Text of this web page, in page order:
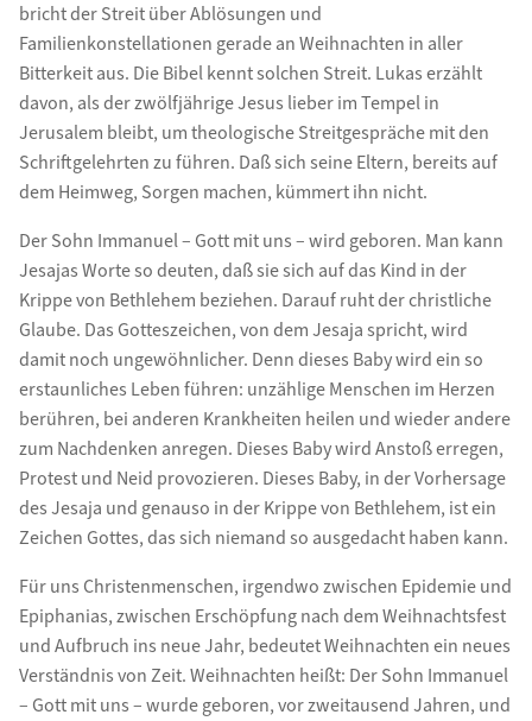
bricht der Streit über Ablösungen und
Familienkonstellationen gerade an Weihnachten in aller
Bitterkeit aus. Die Bibel kennt solchen Streit. Lukas erzählt
davon, als der zwölfjährige Jesus lieber im Tempel in
Jerusalem bleibt, um theologische Streitgespräche mit den
Schriftgelehrten zu führen. Daß sich seine Eltern, bereits auf
dem Heimweg, Sorgen machen, kümmert ihn nicht.
Der Sohn Immanuel – Gott mit uns – wird geboren. Man kann
Jesajas Worte so deuten, daß sie sich auf das Kind in der
Krippe von Bethlehem beziehen. Darauf ruht der christliche
Glaube. Das Gotteszeichen, von dem Jesaja spricht, wird
damit noch ungewöhnlicher. Denn dieses Baby wird ein so
erstaunliches Leben führen: unzählige Menschen im Herzen
berühren, bei anderen Krankheiten heilen und wieder andere
zum Nachdenken anregen. Dieses Baby wird Anstoß erregen,
Protest und Neid provozieren. Dieses Baby, in der Vorhersage
des Jesaja und genauso in der Krippe von Bethlehem, ist ein
Zeichen Gottes, das sich niemand so ausgedacht haben kann.
Für uns Christenmenschen, irgendwo zwischen Epidemie und
Epiphanias, zwischen Erschöpfung nach dem Weihnachtsfest
und Aufbruch ins neue Jahr, bedeutet Weihnachten ein neues
Verständnis von Zeit. Weihnachten heißt: Der Sohn Immanuel
– Gott mit uns – wurde geboren, vor zweitausend Jahren, und